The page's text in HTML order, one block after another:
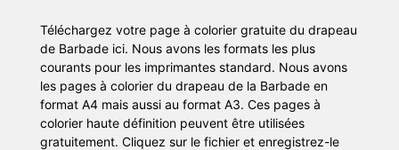
Téléchargez votre page à colorier gratuite du drapeau
de Barbade ici. Nous avons les formats les plus
courants pour les imprimantes standard. Nous avons
les pages à colorier du drapeau de la Barbade en
format A4 mais aussi au format A3. Ces pages à
colorier haute définition peuvent être utilisées
gratuitement. Cliquez sur le fichier et enregistrez-le